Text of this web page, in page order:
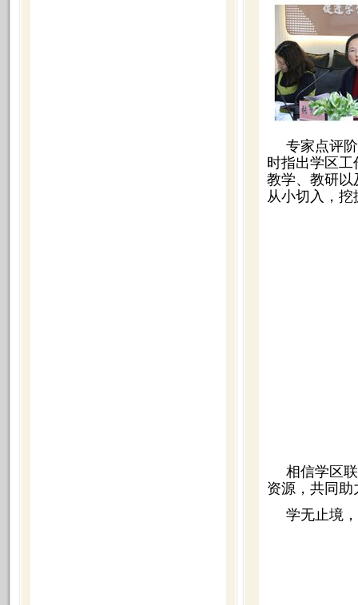
专家点评
时指出学区
教学、教研以
从小切入，
相信学区
资源，共同
学无止境